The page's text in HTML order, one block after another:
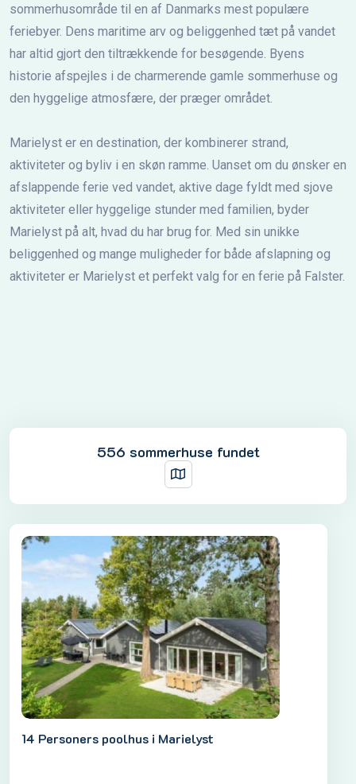
sommerhusområde til en af Danmarks mest populære
feriebyer. Dens maritime arv og beliggenhed tæt på vandet
har altid gjort den tiltrækkende for besøgende. Byens
historie afspejles i de charmerende gamle sommerhuse og
den hyggelige atmosfære, der præger området.
Marielyst er en destination, der kombinerer strand,
aktiviteter og byliv i en skøn ramme. Uanset om du ønsker en
afslappende ferie ved vandet, aktive dage fyldt med sjove
aktiviteter eller hyggelige stunder med familien, byder
Marielyst på alt, hvad du har brug for. Med sin unikke
beliggenhed og mange muligheder for både afslapning og
aktiviteter er Marielyst et perfekt valg for en ferie på Falster.
556 sommerhuse fundet
14 Personers poolhus i Marielyst